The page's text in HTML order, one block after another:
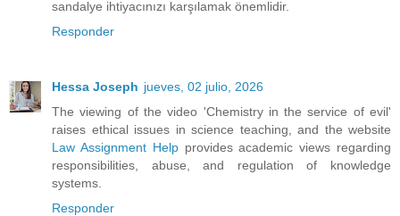
sandalye ihtiyacınızı karşılamak önemlidir.
Responder
Hessa Joseph jueves, 02 julio, 2026
The viewing of the video 'Chemistry in the service of evil'
raises ethical issues in science teaching, and the website
Law Assignment Helpprovides academic views regarding
responsibilities, abuse, and regulation of knowledge
systems.
Responder